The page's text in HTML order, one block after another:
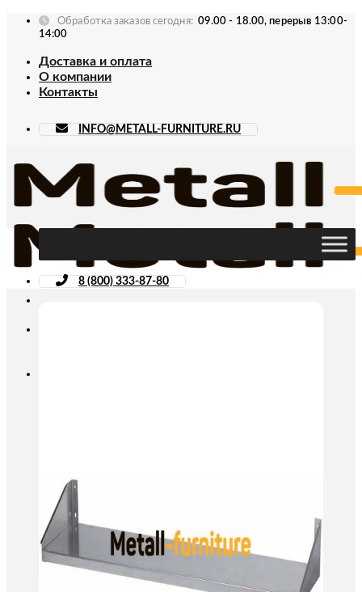
Skip
Обработка заказов сегодня: 09.00 - 18.00, перерыв 13:00-
14:00
Доставка и оплата
О компании
Контакты
INFO@METALL-FURNITURE.RU
8 (800) 333-87-80